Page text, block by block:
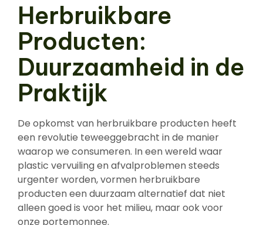
Herbruikbare
Producten:
Duurzaamheid in de
Praktijk
De opkomst van herbruikbare producten heeft
een revolutie teweeggebracht in de manier
waarop we consumeren. In een wereld waar
plastic vervuiling en afvalproblemen steeds
urgenter worden, vormen herbruikbare
producten een duurzaam alternatief dat niet
alleen goed is voor het milieu, maar ook voor
onze portemonnee.